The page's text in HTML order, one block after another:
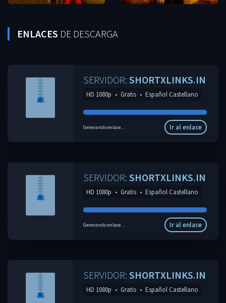
ENLACES DE DESCARGA
SERVIDOR: SHORTXLINKS.IN
HD 1080p • Gratis • Español Castellano
Generando enlace... Ir al enlace
SERVIDOR: SHORTXLINKS.IN
HD 1080p • Gratis • Español Castellano
Generando enlace... Ir al enlace
SERVIDOR: SHORTXLINKS.IN
HD 1080p • Gratis • Español Castellano